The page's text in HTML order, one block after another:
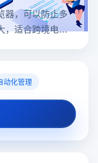
器，可以防止多
，适合跨境电商
动化管理